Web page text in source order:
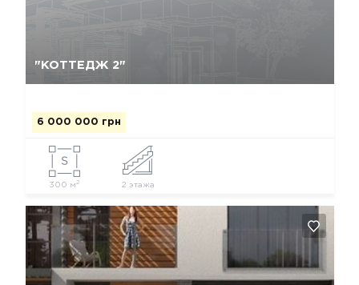
"КОТТЕДЖ 2"
6 000 000 грн
300 м 2 2 этажа